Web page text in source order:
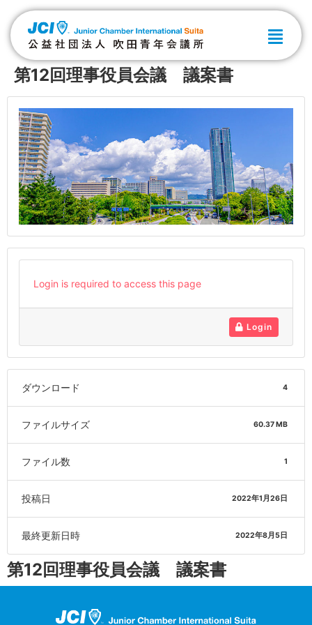
第12回理事役員会議 議案書
Login is required to access this page
Login
ダウンロード 4
ファイルサイズ 60.37 MB
ファイル数 1
投稿日 2022年1月26日
最終更新日時 2022年8月5日
第12回理事役員会議 議案書